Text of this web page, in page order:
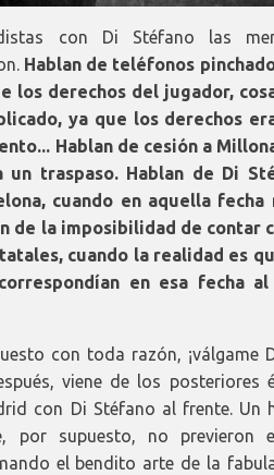
con Di Stéfano las
Hablan de teléfonos
los derechos del jugador,
ya que los derechos
Hablan de cesión a
un traspaso. Hablan de Di
cuando en aquella fecha
de la imposibilidad de contar
cuando la realidad es
en esa fecha al
con toda razón, ¡válgame
viene de los posteriores
con Di Stéfano al frente. Un
por supuesto, no previeron
el bendito arte de la